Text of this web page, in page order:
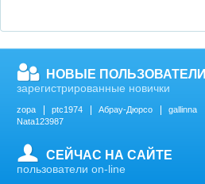
НОВЫЕ ПОЛЬЗОВАТЕЛИ
зарегистрированные новички
zopa ptc1974 Абрау-Дюрсо
gallinna
Nata123987
СЕЙЧАС НА САЙТЕ
пользователи on-line